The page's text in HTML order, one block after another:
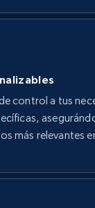
Product
and more.
870+
urls, Top
control a tus
más relevantes